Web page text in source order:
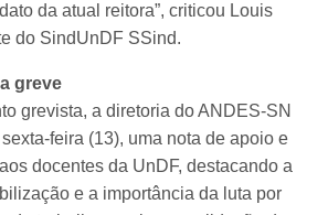
da atual reitora”, criticou Louis
do SindUnDF SSind.
greve
grevista, a diretoria do ANDES-SN
feira (13), uma nota de apoio e
docentes da UnDF, destacando a
e a importância da luta por